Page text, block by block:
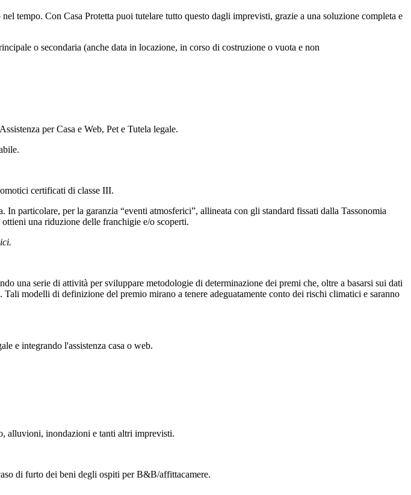
tempo. Con Casa Protetta puoi tutelare tutto questo dagli imprevisti, grazie a una soluzione completa e
o secondaria (anche data in locazione, in corso di costruzione o vuota e non
per Casa e Web, Pet e Tutela legale.
certificati di classe III.
particolare, per la garanzia “eventi atmosferici”, allineata con gli standard fissati dalla Tassonomia
una riduzione delle franchigie e/o scoperti.
una serie di attività per sviluppare metodologie di determinazione dei premi che, oltre a basarsi sui dati
modelli di definizione del premio mirano a tenere adeguatamente conto dei rischi climatici e saranno
e integrando l'assistenza casa o web.
alluvioni, inondazioni e tanti altri imprevisti.
di furto dei beni degli ospiti per B&B/affittacamere.